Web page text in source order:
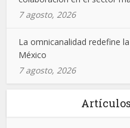
7 agosto, 2026
La omnicanalidad redefine
México
7 agosto, 2026